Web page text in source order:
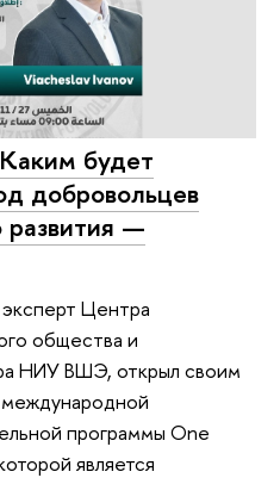
будет
добровольцев
развития —
эксперт Центра
общества и
НИУ ВШЭ, открыл своим
программы One
является